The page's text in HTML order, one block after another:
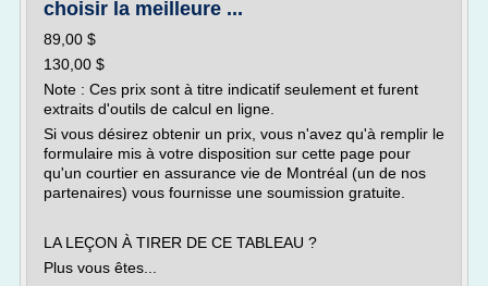
choisir la meilleure ...
89,00 $
130,00 $
Note : Ces prix sont à titre indicatif seulement et furent
extraits d'outils de calcul en ligne.
Si vous désirez obtenir un prix, vous n'avez qu'à remplir le
formulaire mis à votre disposition sur cette page pour
qu'un courtier en assurance vie de Montréal (un de nos
partenaires) vous fournisse une soumission gratuite.
LA LEÇON À TIRER DE CE TABLEAU ?
Plus vous êtes...